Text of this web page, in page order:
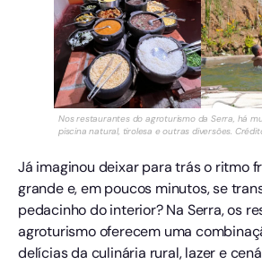
Nos restaurantes do agroturismo da Serra, há
piscina natural, tirolesa e outras diversões.
Já imaginou deixar para trás o ritmo
grande e, em poucos minutos, se
pedacinho do interior? Na Serra, os
agroturismo oferecem uma
delícias da culinária rural, lazer e